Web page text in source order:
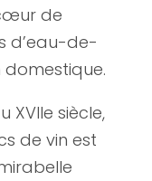
de
d’eau-de-
XVIIe siècle,
de vin est